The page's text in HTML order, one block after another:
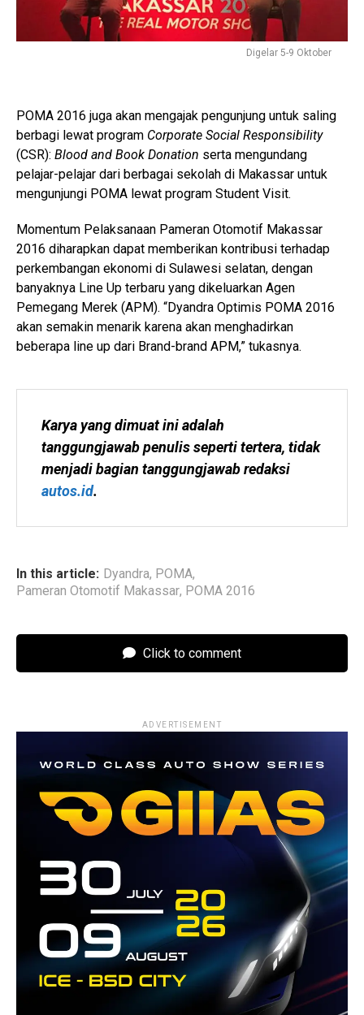
Digelar 5-9 Oktober
POMA 2016 juga akan mengajak pengunjung untuk saling
berbagi lewat program Corporate Social Responsibility
(CSR): Blood and Book Donation serta mengundang
pelajar-pelajar dari berbagai sekolah di Makassar untuk
mengunjungi POMA lewat program Student Visit.
Momentum Pelaksanaan Pameran Otomotif Makassar
2016 diharapkan dapat memberikan kontribusi terhadap
perkembangan ekonomi di Sulawesi selatan, dengan
banyaknya Line Up terbaru yang dikeluarkan Agen
Pemegang Merek (APM). “Dyandra Optimis POMA 2016
akan semakin menarik karena akan menghadirkan
beberapa line up dari Brand-brand APM,” tukasnya.
Karya yang dimuat ini adalah
tanggungjawab penulis seperti tertera, tidak
autos.id.
In this article: Dyandra, POMA,
Pameran Otomotif Makassar, POMA 2016
Click to comment
ADVERTISEMENT